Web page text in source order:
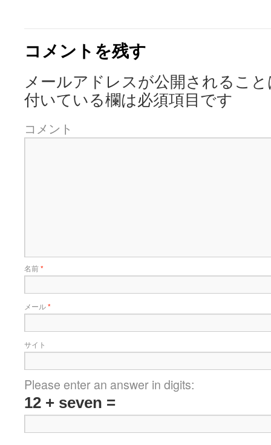
コメントを残す
メールアドレスが公開されるこ
付いている欄は必須項目です
コメント
名前*
メール*
サイト
Please enter an answer in digits:
12 + seven =